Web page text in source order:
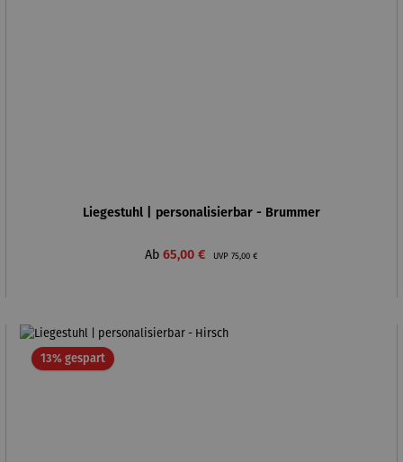
Liegestuhl | personalisierbar - Brummer
Verkaufspreis:
Ab 65,00 € UVP Regulärer Preis:
75,00 €
13% gespartRabatt